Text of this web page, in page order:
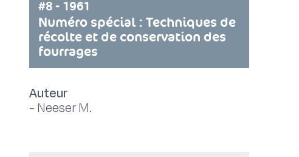
#8 - 1961
Numéro spécial : Techniques de
récolte et de conservation des
fourrages
Auteur
- Neeser M.